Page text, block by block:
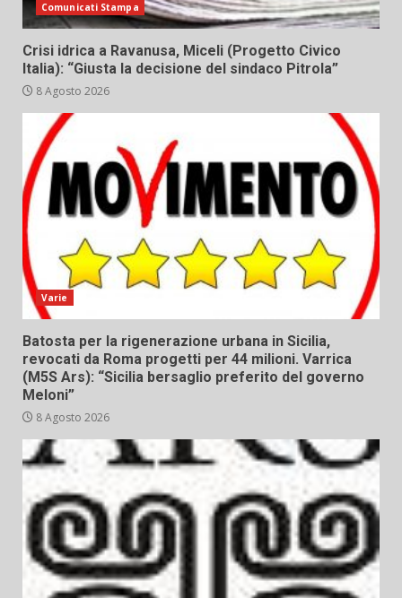
Comunicati Stampa
Crisi idrica a Ravanusa, Miceli (Progetto Civico
Italia): “Giusta la decisione del sindaco Pitrola”
8 Agosto 2026
Varie
Batosta per la rigenerazione urbana in Sicilia,
revocati da Roma progetti per 44 milioni. Varrica
(M5S Ars): “Sicilia bersaglio preferito del governo
Meloni”
8 Agosto 2026